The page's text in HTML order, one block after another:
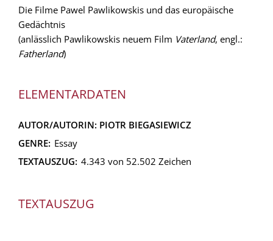
Die Filme Pawel Pawlikowskis und das europäische
Gedächtnis
(anlässlich Pawlikowskis neuem Film Vaterland, engl.:
Fatherland)
ELEMENTARDATEN
AUTOR/AUTORIN: PIOTR BIEGASIEWICZ
GENRE: Essay
TEXTAUSZUG: 4.343 von 52.502 Zeichen
TEXTAUSZUG